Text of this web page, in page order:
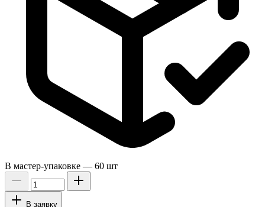
В мастер-упаковке — 60 шт
В заявку